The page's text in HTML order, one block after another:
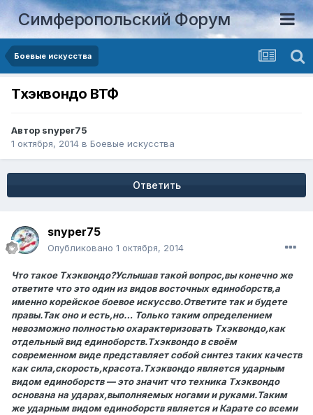
Симферопольский Форум
Боевые искусства
Тхэквондо ВТФ
Автор snyper75
1 октября, 2014 в Боевые искусства
Ответить
snyper75
Опубликовано 1 октября, 2014
Что такое Тхэквондо?Услышав такой вопрос,вы конечно же
ответите что это один из видов восточных единоборств,а
именно корейское боевое искуссво.Ответите так и будете
правы.Так оно и есть,но… Только таким определением
невозможно полностью охарактеризовать Тхэквондо,как
отдельный вид единоборств.Тхэквондо в своём
современном виде представляет собой синтез таких качеств
как сила,скорость,красота.Тхэквондо является ударным
видом единоборств — это значит что техника Тхэквондо
основана на ударах,выполняемых ногами и руками.Таким
же ударным видом единоборств является и Карате со всеми